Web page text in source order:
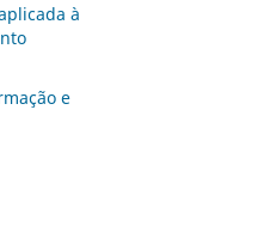
à
e